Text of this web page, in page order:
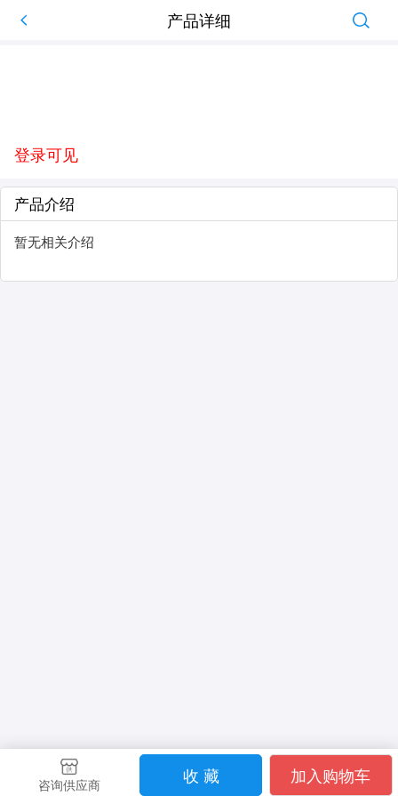
产品详细
登录可见
产品介绍
暂无相关介绍
咨询供应商 收 藏 加入购物车